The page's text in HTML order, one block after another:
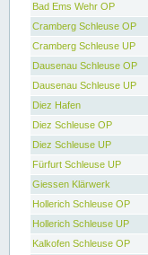
Bad Ems Wehr OP
Cramberg Schleuse OP
Cramberg Schleuse UP
Dausenau Schleuse OP
Dausenau Schleuse UP
Diez Hafen
Diez Schleuse OP
Diez Schleuse UP
Fürfurt Schleuse UP
Giessen Klärwerk
Hollerich Schleuse OP
Hollerich Schleuse UP
Kalkofen Schleuse OP